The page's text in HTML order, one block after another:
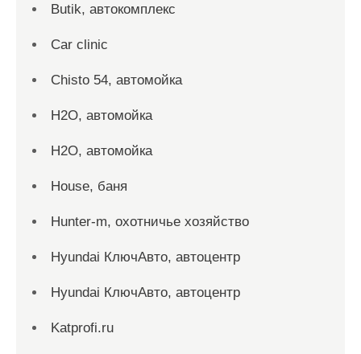
Butik, автокомплекс
Car clinic
Chisto 54, автомойка
H2O, автомойка
H2O, автомойка
House, баня
Hunter-m, охотничье хозяйство
Hyundai КлючАвто, автоцентр
Hyundai КлючАвто, автоцентр
Katprofi.ru